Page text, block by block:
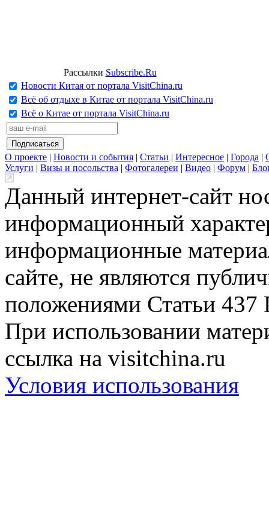
Рассылки Subscribe.Ru
Новости Китая от портала VisitChina.ru
Всё об отдыхе в Китае от портала VisitChina.ru
Всё о Китае от портала VisitChina.ru
О проекте | Новости и события | Статьи | Интересное | Города |
Услуги | Визы и посольства | Фотогалереи | Видео | Форум |
Данный интернет-сайт
информационный
информационные
сайте, не являются
положениями Статьи 437
При использовании
ссылка на visitchina.ru
Условия использования